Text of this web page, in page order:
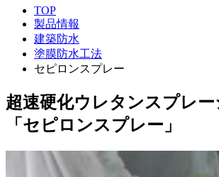
TOP
製品情報
建築防水
塗膜防水工法
セピロンスプレー
超速硬化ウレタンスプレ
「セピロンスプレー」